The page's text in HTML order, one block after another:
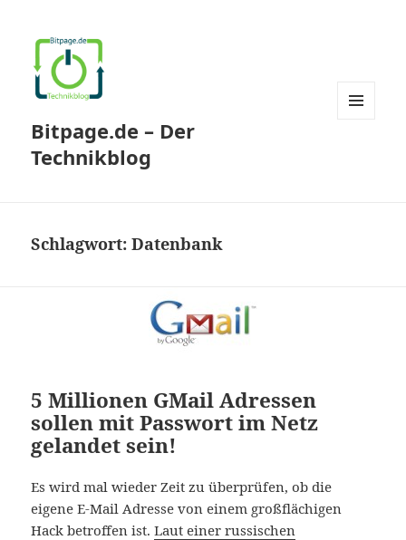
Bitpage.de – Der
Technikblog
Schlagwort:Datenbank
5 Millionen GMail Adressen
sollen mit Passwort im Netz
gelandet sein!
Es wird mal wieder Zeit zu überprüfen, ob die
eigene E-Mail Adresse von einem großflächigen
Hack betroffen ist.Laut einer russischen